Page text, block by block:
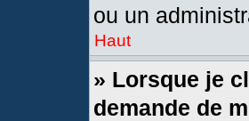
ou un
Haut
» Lorsque je
demande de